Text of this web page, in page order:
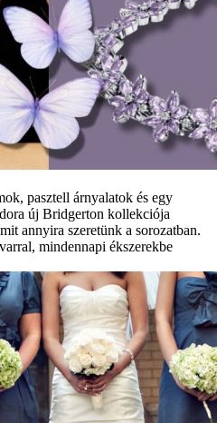
pasztell árnyalatok és egy
új Bridgerton kollekciója
annyira szeretünk a sorozatban.
mindennapi ékszerekbe